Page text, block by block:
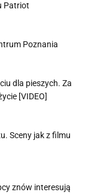
Patriot
Poznania
dla pieszych. Za
[VIDEO]
Sceny jak z filmu
znów interesują